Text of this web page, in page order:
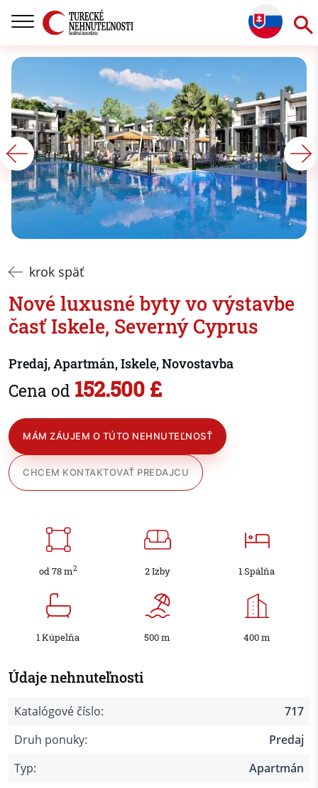
krok späť
Nové luxusné byty vo výstavbe
časť Iskele, Severný Cyprus
Predaj, Apartmán, Iskele, Novostavba
Cena od 152.500 £
MÁM ZÁUJEM O TÚTO NEHNUTEĽNOSŤ
CHCEM KONTAKTOVAŤ PREDAJCU
od 78 m2 2 Izby 1 Spálňa
1 Kúpelňa 500 m 400 m
Údaje nehnuteľnosti
Katalógové číslo:
717
Druh ponuky:
Predaj
Typ:
Apartmán